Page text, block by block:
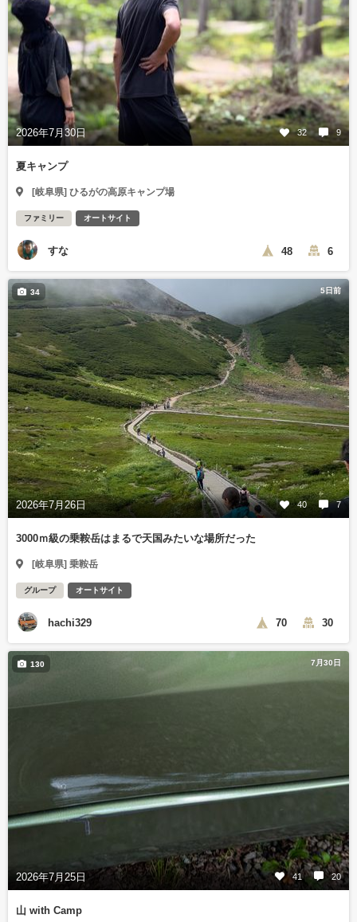
2026年7月30日 32 9
夏キャンプ
[岐阜県] ひるがの高原キャンプ場
ファミリー オートサイト
すな 48 6
5日前
2026年7月26日 40 7
34
3000ｍ級の乗鞍岳はまるで天国みたいな場所だった
[岐阜県] 乗鞍岳
グループ オートサイト
hachi329 70 30
7月30日
2026年7月25日 41 20
130
山 with Camp